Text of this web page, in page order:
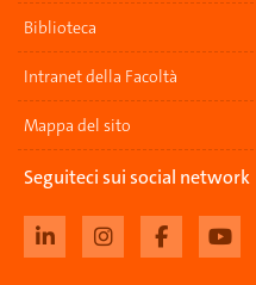
Biblioteca
Intranet della Facoltà
Mappa del sito
Seguiteci sui social network